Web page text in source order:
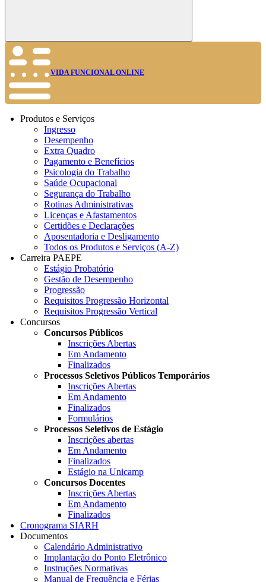
Buscar
VIDA FUNCIONAL ONLINE
Produtos e Serviços
Ingresso
Desempenho
Extra Quadro
Pagamento e Benefícios
Psicologia do Trabalho
Saúde Ocupacional
Segurança do Trabalho
Rotinas Administrativas
Licenças e Afastamentos
Certidões e Declarações
Aposentadoria e Desligamento
Todos os Produtos e Serviços (A-Z)
Carreira PAEPE
Estágio Probatório
Gestão de Desempenho
Progressão
Requisitos Progressão Horizontal
Requisitos Progressão Vertical
Concursos
Concursos Públicos
Inscrições Abertas
Em Andamento
Finalizados
Processos Seletivos Públicos Temporários
Inscrições Abertas
Em Andamento
Finalizados
Formulários
Processos Seletivos de Estágio
Inscrições abertas
Em Andamento
Finalizados
Estágio na Unicamp
Concursos Docentes
Inscrições Abertas
Em Andamento
Finalizados
Cronograma SIARH
Documentos
Calendário Administrativo
Implantação do Ponto Eletrônico
Instruções Normativas
Manual de Frequência e Férias